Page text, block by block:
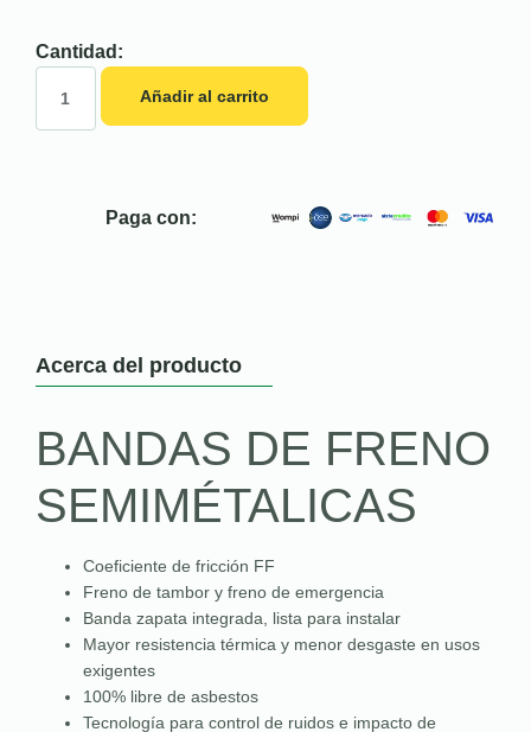
Cantidad:
Añadir al carrito
Paga con:
Acerca del producto
BANDAS DE FRENO
SEMIMÉTALICAS
Coeficiente de fricción FF
Freno de tambor y freno de emergencia
Banda zapata integrada, lista para instalar
Mayor resistencia térmica y menor desgaste en usos
exigentes
100% libre de asbestos
Tecnología para control de ruidos e impacto de